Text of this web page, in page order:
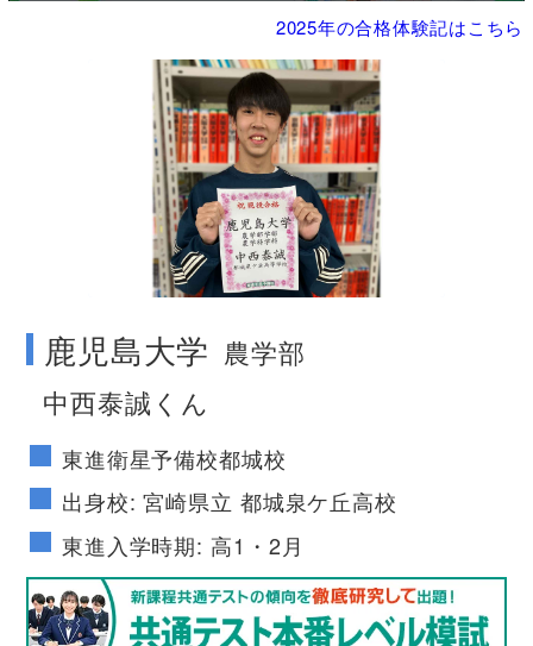
2025年の合格体験記はこちら
no image
鹿児島大学 農学部
中西泰誠くん
東進衛星予備校都城校
出身校: 宮崎県立 都城泉ケ丘高校
東進入学時期: 高1・2月